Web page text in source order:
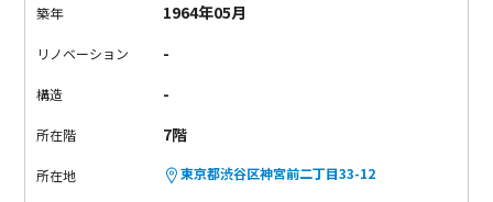
築年 1964年05月
リノベーション -
構造 -
所在階 7階
所在地 東京都渋谷区神宮前二丁目33-12